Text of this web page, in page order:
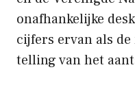
onafhankelijke
cijfers ervan als
telling van het